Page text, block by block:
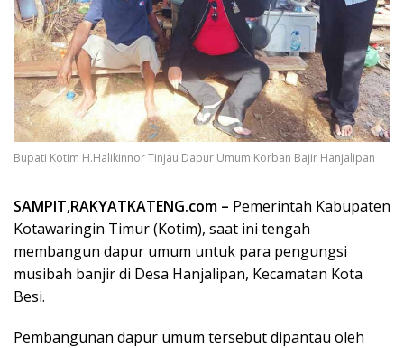
Bupati Kotim H.Halikinnor Tinjau Dapur Umum Korban Bajir Hanjalipan
SAMPIT,RAKYATKATENG.com – Pemerintah Kabupaten
Kotawaringin Timur (Kotim), saat ini tengah
membangun dapur umum untuk para pengungsi
musibah banjir di Desa Hanjalipan, Kecamatan Kota
Besi.
Pembangunan dapur umum tersebut dipantau oleh